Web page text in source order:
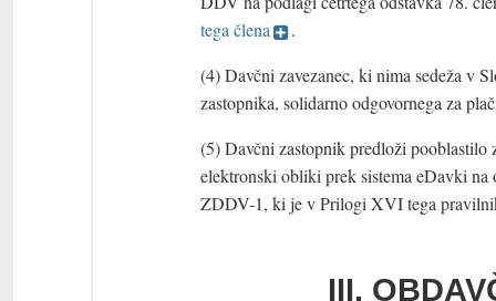
tega člena
.
(4) Davčni zavezanec, ki nima sedeža v
zastopnika, solidarno odgovornega za
(5) Davčni zastopnik predloži pooblastilo
elektronski obliki prek sistema eDavki na
ZDDV-1, ki je v Prilogi XVI tega
III.